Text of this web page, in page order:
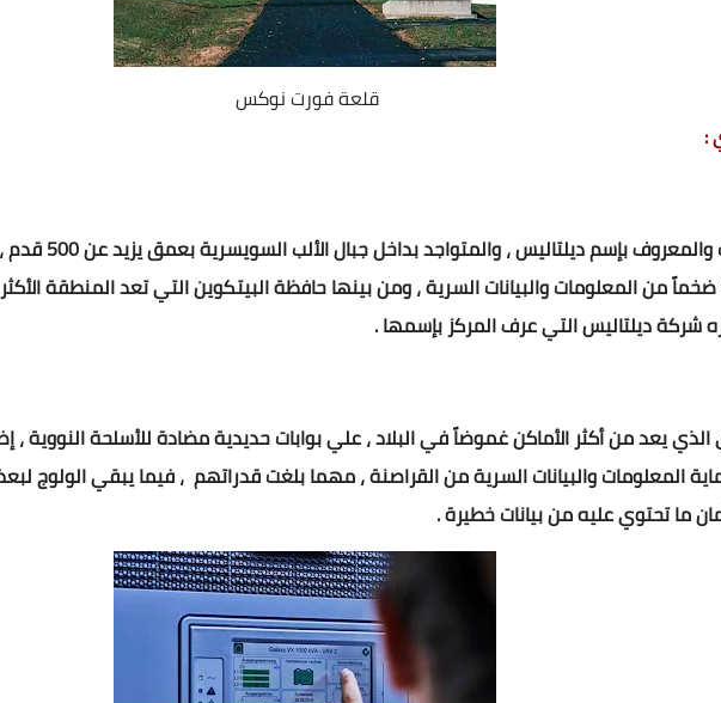
قلعة فورت نوكس
:
يحظي مركز حفظ
من المعلومات والبيانات السرية ، ومن بينها حافظة البيتكوين التي تعد المنطقة
يعد من أكثر الأماكن غموضاً في البلاد ، علي بوابات حديدية مضادة للأسلحة النووية ،
المعلومات والبيانات السرية من القراصنة ، مهما بلغت قدراتهم ، فيما يبقي الولوج
ما تحتوي عليه من بيانات خطيرة .